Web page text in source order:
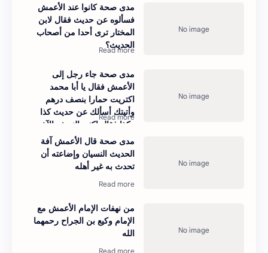
مدى صحة كانوا عند الأعمش
فسألوه عن حديث فقال لابن
المختار ترى أحدا من أصحاب
الحديث؟
مدى صحة جاء رجل إلى
الأعمش فقال يا أبا محمد
اكتريت حمارا بنصف درهم
وأتيتك أسألك عن حديث كذا
وكذا فقال اكتر بالنصف الآخر
مدى صحة قال الأعمش آفة
الحديث النسيان وإضاعته أن
تحدث به غير أهله
من نهفات الإمام الأعمش مع
الإمام وكيع بن الجراح رحمهما
الله